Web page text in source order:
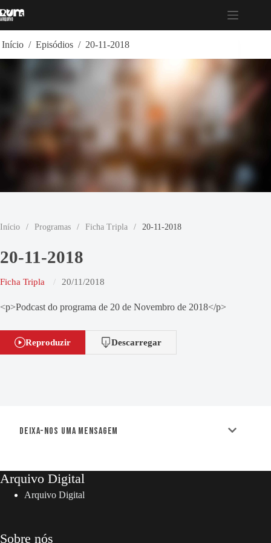
para
Início / Episódios / 20-11-2018
Início / Programas / Ficha Tripla / 20-11-2018
20-11-2018
Ficha Tripla 20/11/2018
<p>Podcast do programa de 20 de Novembro de 2018</p>
Reproduzir Descarregar
Deixa-nos uma mensagem
Arquivo Digital
Arquivo Digital
Sobre nós